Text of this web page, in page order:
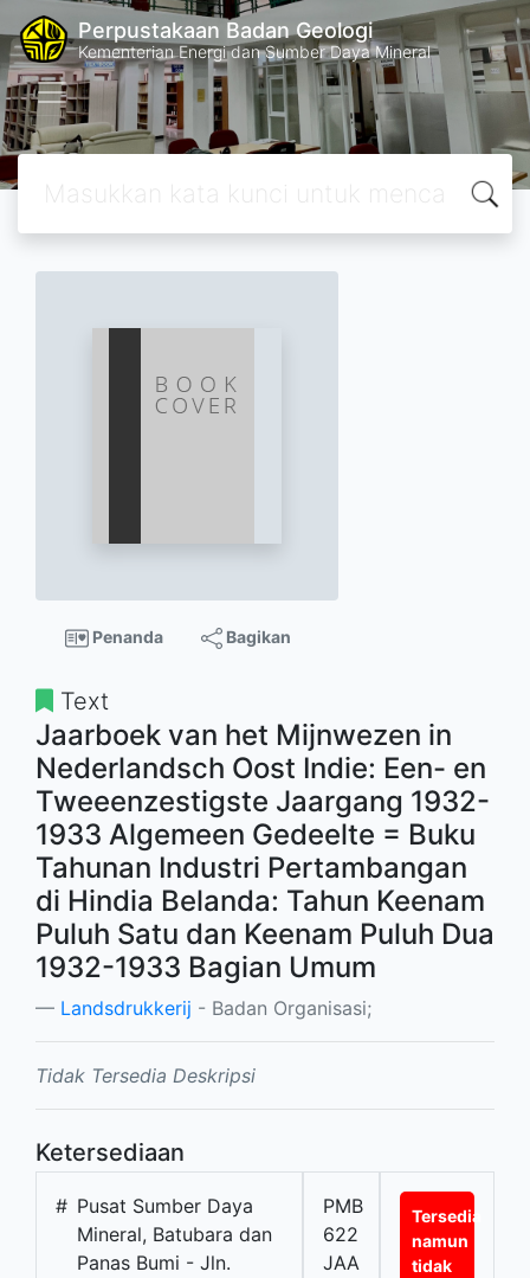
Perpustakaan Badan Geologi
Kementerian Energi dan Sumber Daya Mineral
Penanda Bagikan
Text
Jaarboek van het Mijnwezen in
Nederlandsch Oost Indie: Een- en
Tweeenzestigste Jaargang 1932-
1933 Algemeen Gedeelte = Buku
Tahunan Industri Pertambangan
di Hindia Belanda: Tahun Keenam
Puluh Satu dan Keenam Puluh Dua
1932-1933 Bagian Umum
Landsdrukkerij - Badan Organisasi;
Tidak Tersedia Deskripsi
Ketersediaan
# Pusat Sumber Daya
Mineral, Batubara dan
Panas Bumi - Jln.
PMB
622
JAA
Tersedia
namun
tidak